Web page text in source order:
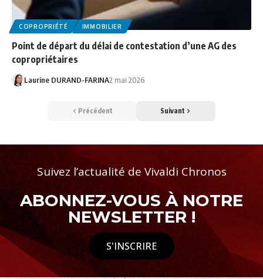
COPROPRIÉTÉ IMMOBILIER
Point de départ du délai de contestation d’une AG des
copropriétaires
Laurine DURAND-FARINA2 mai 2026
Précédent Suivant
Suivez l’actualité de Vivaldi Chronos
ABONNEZ-VOUS À NOTRE
NEWSLETTER !
S'INSCRIRE